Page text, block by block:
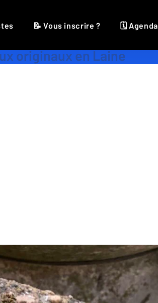
📝 Vous inscrire ? 🗓 Agenda
originaux en Laine